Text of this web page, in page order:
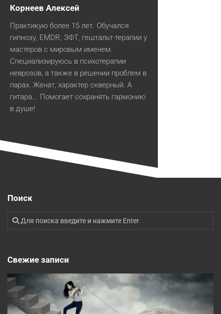
Корнеев Алексей
Практикую более 15 лет. Обучался
гипнозу, EMDR, ЭФТ, гештальт-терапии у
мастеров с мировым именем.
Специализируюсь в психотерапии
неврозов, а также в решении проблем в
парах. Женат, характер скверный. А
гитара... Помогает сохранять гармонию
в душе!
Поиск
Свежие записи